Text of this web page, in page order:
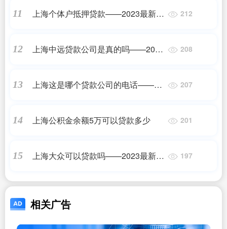
11
上海个体户抵押贷款——2023最新更
212
12
上海中远贷款公司是真的吗——2023
208
13
上海这是哪个贷款公司的电话——正
207
14 上海公积金余额5万可以贷款多少 201
15
上海大众可以贷款吗——2023最新更
197
相关广告